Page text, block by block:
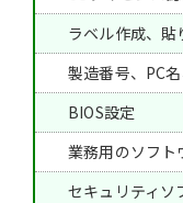
ラベル作成、貼
製造番号、PC
BIOS設定
業務用のソフト
セキュリティソ